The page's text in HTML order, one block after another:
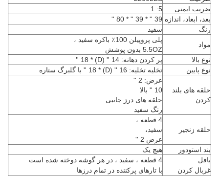
ضریب ایمنی
5: 1
بعد، ابعاد، اندازه 39 '' * 39 '' * 80 ''
رنگ
سفید
مواد
پلی پروپیلن 100٪ باکره سفید ،
5.5OZ بدون پوشش
نوع بالا
پر کردن دهانه: 14 '' (D) * 18 ''
نوع پایین
تخلیه تخلیه: 16 '' (D) * 18 '' با گلبرگ ستاره
حلقه های بلند
کردن
عرض: 2 ''
10 '' بالا
حلقه های درز جانبی
رنگ سفید
حلقه زنجیر
4 قطعه ،
سفید،
عرض 2 ''
بند استودور
هیچ یک
بافل
4 قطعه ، سفید ، در هر گوشه دوخته شده است
غربال کردن
با تارهای پرکننده در تمام درزها